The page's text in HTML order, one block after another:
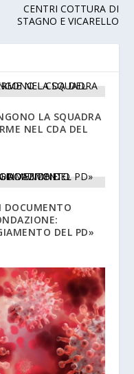
CENTRI COTTURA DI
STAGNO E VICARELLO
LA SQUADRA
NEL CDA DEL
DOCUMENTO
DEL PD»